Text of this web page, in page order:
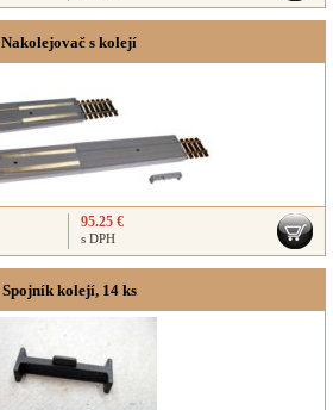
Nakolejovač s kolejí
95.25 €
s DPH
Spojník kolejí, 14 ks